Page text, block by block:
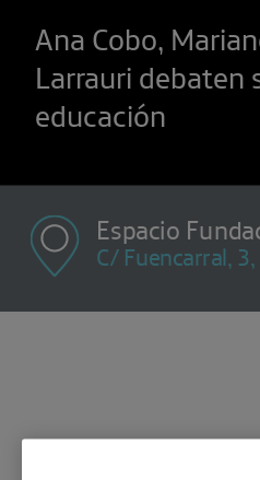
Ana Cobo,
Larrauri debaten
educación
Espacio
C/ Fuencarral,